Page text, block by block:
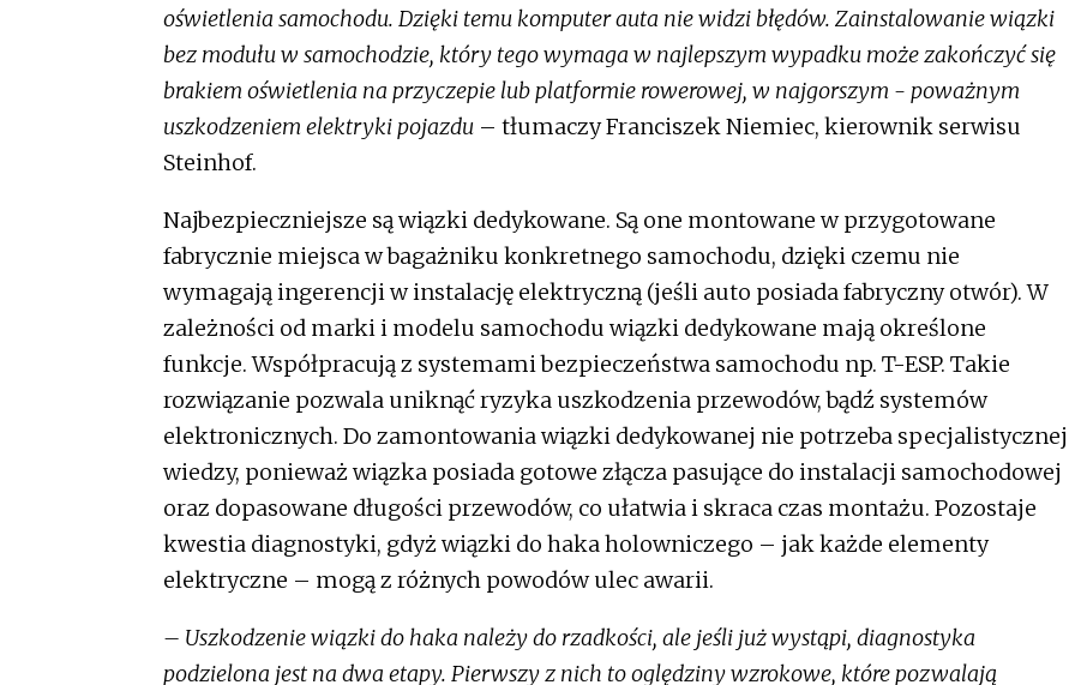
oświetlenia samochodu. Dzięki temu komputer auta nie widzi błędów. Zainstalowanie wiązki
bez modułu w samochodzie, który tego wymaga w najlepszym wypadku może zakończyć się
brakiem oświetlenia na przyczepie lub platformie rowerowej, w najgorszym - poważnym
uszkodzeniem elektryki pojazdu – tłumaczy Franciszek Niemiec, kierownik serwisu
Steinhof.
Najbezpieczniejsze są wiązki dedykowane. Są one montowane w przygotowane
fabrycznie miejsca w bagażniku konkretnego samochodu, dzięki czemu nie
wymagają ingerencji w instalację elektryczną (jeśli auto posiada fabryczny otwór). W
zależności od marki i modelu samochodu wiązki dedykowane mają określone
funkcje. Współpracują z systemami bezpieczeństwa samochodu np. T-ESP. Takie
rozwiązanie pozwala uniknąć ryzyka uszkodzenia przewodów, bądź systemów
elektronicznych. Do zamontowania wiązki dedykowanej nie potrzeba specjalistycznej
wiedzy, ponieważ wiązka posiada gotowe złącza pasujące do instalacji samochodowej
oraz dopasowane długości przewodów, co ułatwia i skraca czas montażu. Pozostaje
kwestia diagnostyki, gdyż wiązki do haka holowniczego – jak każde elementy
elektryczne – mogą z różnych powodów ulec awarii.
– Uszkodzenie wiązki do haka należy do rzadkości, ale jeśli już wystąpi, diagnostyka
podzielona jest na dwa etapy. Pierwszy z nich to oględziny wzrokowe, które pozwalają